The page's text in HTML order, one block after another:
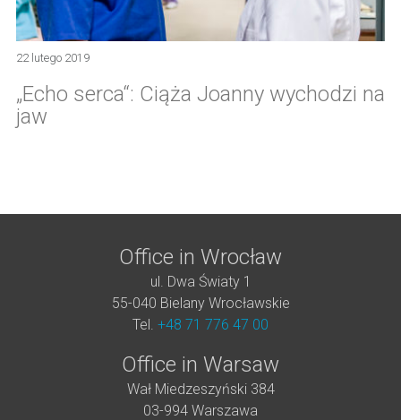
22 lutego 2019
„Echo serca“: Ciąża Joanny wychodzi na
jaw
Office in Wrocław
ul. Dwa Światy 1
55-040 Bielany Wrocławskie
Tel. +48 71 776 47 00
Office in Warsaw
Wał Miedzeszyński 384
03-994 Warszawa